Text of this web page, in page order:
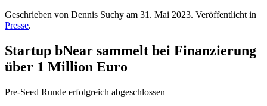
Geschrieben von Dennis Suchy am 31. Mai 2023. Veröffentlicht in
Presse.
Startup bNear sammelt bei Finanzierung
über 1 Million Euro
Pre-Seed Runde erfolgreich abgeschlossen